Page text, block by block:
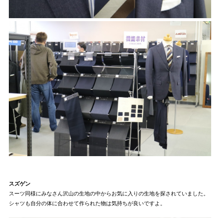
スズゲン
スーツ同様にみなさん沢山の生地の中からお気に入りの生地を探されていました。
シャツも自分の体に合わせて作られた物は気持ちが良いですよ。